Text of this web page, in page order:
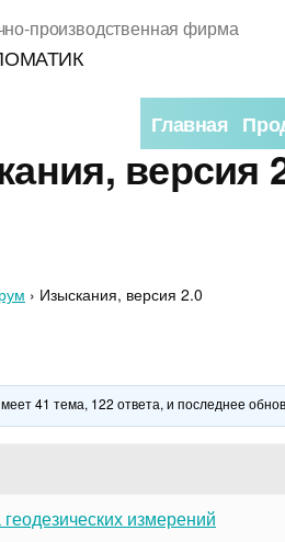
производственная фирма
Главная
версия
› Изыскания, версия 2.0
41 тема, 122 ответа, и последнее
измерений